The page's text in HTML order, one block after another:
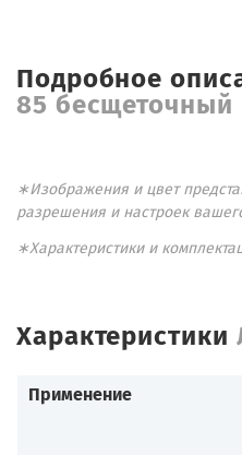
Подробное
85 бесщеточный
∗Изображения и цвет
разрешения и настроек
∗Характеристики и
Характеристики
Применение